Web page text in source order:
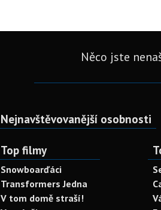
Něco jste
Nejnavštěvovanější osobnosti
Top filmy
Snowboarďáci
Transformers Jedna
V tom domě straší!